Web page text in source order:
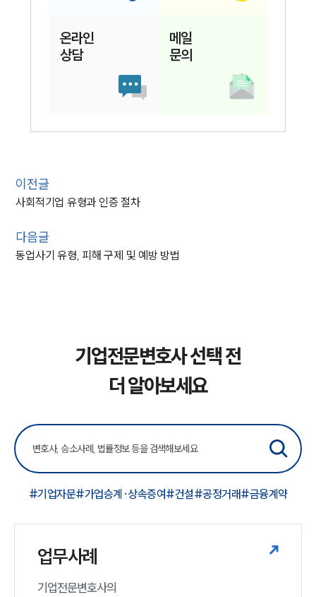
온라인
상담
메일
문의
이전글
사회적기업 유형과 인증 절차
다음글
동업사기 유형, 피해 구제 및 예방 방법
기업전문변호사 선택 전
더 알아보세요
#기업자문#가업승계·상속증여#건설#공정거래#금융계약
업무사례
기업전문변호사의